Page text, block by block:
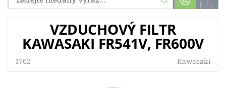
VZDUCHOVÝ FILTR
KAWASAKI FR541V, FR600V
1762 Kawasaki